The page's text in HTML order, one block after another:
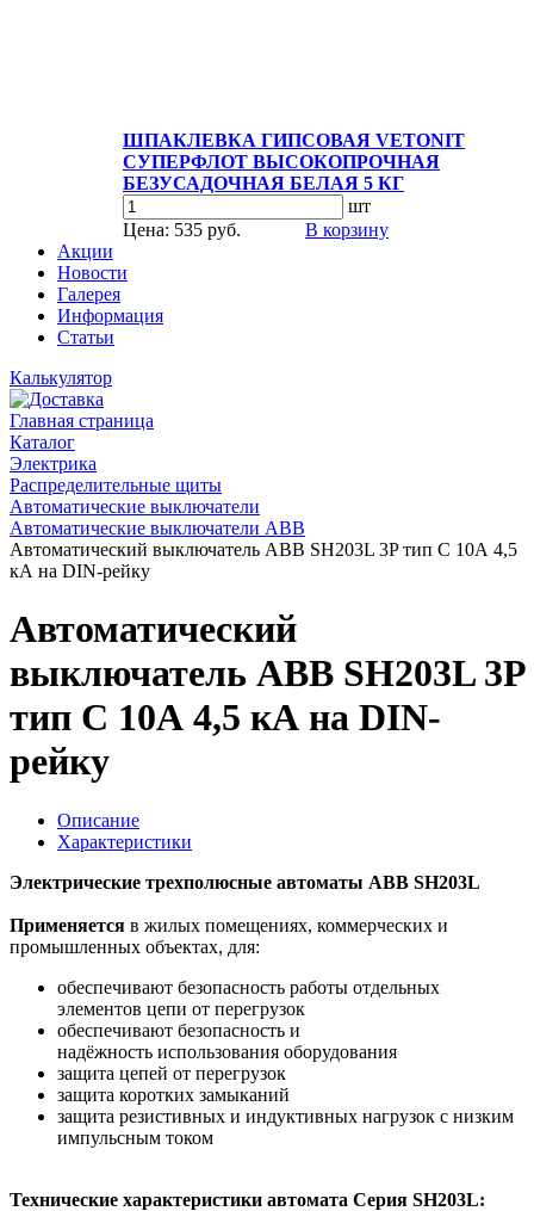
ШПАКЛЕВКА ГИПСОВАЯ VETONIT
СУПЕРФЛОТ ВЫСОКОПРОЧНАЯ
БЕЗУСАДОЧНАЯ БЕЛАЯ 5 КГ
шт
Цена: 535 руб.
В корзину
Акции
Новости
Галерея
Информация
Статьи
Калькулятор
Главная страница
Каталог
Электрика
Распределительные щиты
Автоматические выключатели
Автоматические выключатели ABB
Автоматический выключатель ABB SH203L 3P тип С 10А 4,5
кА на DIN-рейку
Автоматический
выключатель ABB SH203L 3P
тип С 10А 4,5 кА на DIN-
рейку
Описание
Характеристики
Электрические трехполюсные автоматы ABB SH203L
Применяется в жилых помещениях, коммерческих и
промышленных объектах, для:
обеспечивают безопасность работы отдельных
элементов цепи от перегрузок
обеспечивают безопасность и
надёжность использования оборудования
защита цепей от перегрузок
защита коротких замыканий
защита резистивных и индуктивных нагрузок с низким
импульсным током
Технические характеристики автомата Серия SH203L: